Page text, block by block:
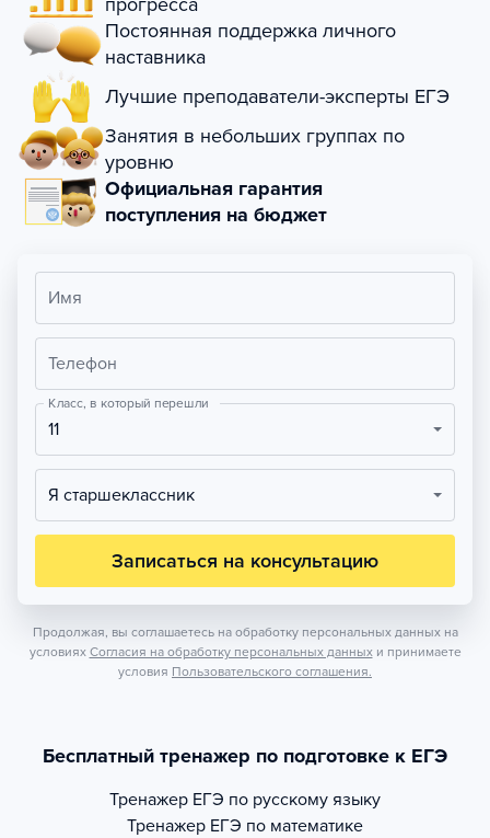
Постоянная поддержка личного
наставника
Лучшие преподаватели-эксперты ЕГЭ
Занятия в небольших группах по
уровню
Официальная гарантия
поступления на бюджет
Имя
Телефон
Класс, в который перешли
11
Я старшеклассник
Записаться на консультацию
Продолжая, вы соглашаетесь на обработку персональных данных на
условиях Согласия на обработку персональных данных и принимаете
условия Пользовательского соглашения.
Бесплатный тренажер по подготовке к ЕГЭ
Тренажер ЕГЭ по русскому языку
Тренажер ЕГЭ по математике